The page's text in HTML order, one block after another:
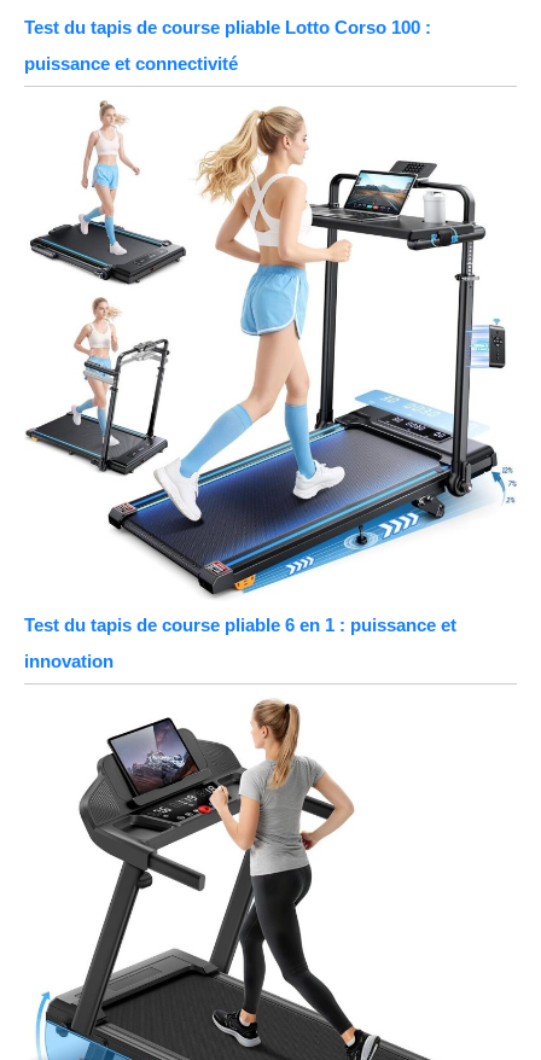
Test du tapis de course pliable Lotto Corso 100 :
puissance et connectivité
Test du tapis de course pliable 6 en 1 : puissance et
innovation